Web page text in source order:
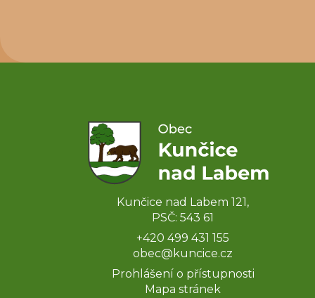
Kunčice nad Labem 121,
PSČ: 543 61
+420 499 431 155
obec@kuncice.cz
Prohlášení o přístupnosti
Mapa stránek